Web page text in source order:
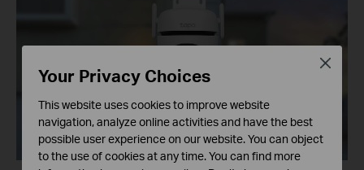
Your Privacy Choices
This website uses cookies to improve website
navigation, analyze online activities and have the best
possible user experience on our website. You can object
to the use of cookies at any time. You can find more
Close